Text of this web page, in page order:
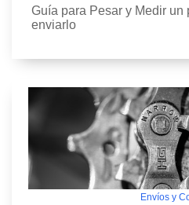
Guía para Pesar y Medir un
enviarlo
Envíos y